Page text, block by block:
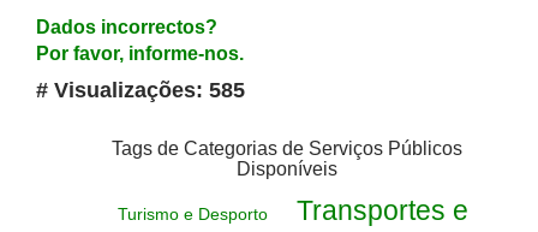
Dados incorrectos?
Por favor, informe-nos.
# Visualizações: 585
Tags de Categorias de Serviços Públicos
Disponíveis
Turismo e Desporto
Transportes e